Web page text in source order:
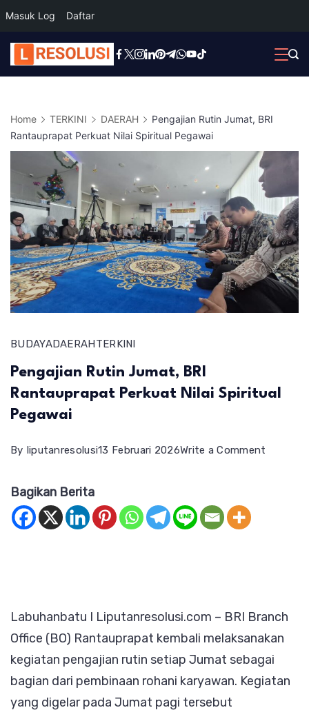
Masuk Log Daftar
Skip
to
Home TERKINI DAERAH
Pengajian Rutin Jumat, BRI
Rantauprapat Perkuat Nilai Spiritual Pegawai
BUDAYADAERAHTERKINI
Pengajian Rutin Jumat, BRI
Rantauprapat Perkuat Nilai Spiritual
Pegawai
By liputanresolusi13 Februari 2026Write a Comment
Spiritual
Pegawai
Bagikan Berita
Labuhanbatu I Liputanresolusi.com – BRI Branch
Office (BO) Rantauprapat kembali melaksanakan
kegiatan pengajian rutin setiap Jumat sebagai
bagian dari pembinaan rohani karyawan. Kegiatan
yang digelar pada Jumat pagi tersebut